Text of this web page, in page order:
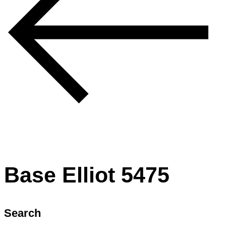
Base Elliot 5475
Search